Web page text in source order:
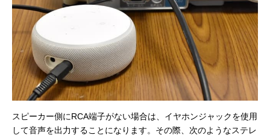
スピーカー側にRCA端子がない場合は、イヤホンジャックを使用
して音声を出力することになります。その際、次のようなステレ